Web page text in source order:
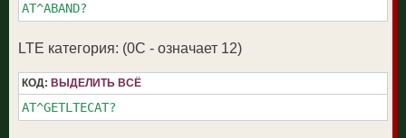
AT^ABAND?
LTE категория: (0С - означает 12)
КОД: ВЫДЕЛИТЬ ВСЁ
AT^GETLTECAT?